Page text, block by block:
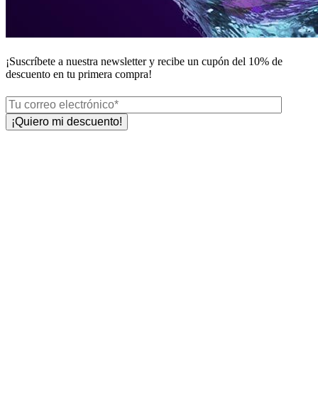
¡Suscríbete a nuestra newsletter y recibe un cupón del 10% de
descuento en tu primera compra!